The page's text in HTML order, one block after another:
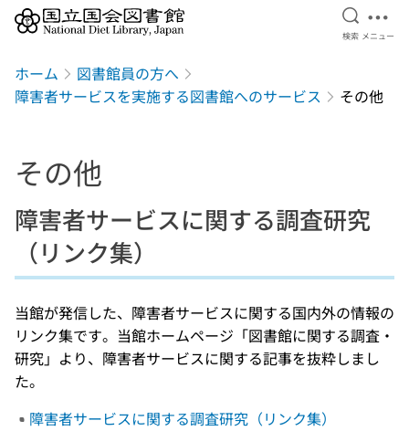
検索を
検索 メ
メニュー
ホーム
図書館員の方へ
障害者サービスを実施する図書館へのサービス
その他
その他
障害者サービスに関する調査研究
（リンク集）
当館が発信した、障害者サービスに関する国内外の情報の
リンク集です。当館ホームページ「図書館に関する調査・
研究」より、障害者サービスに関する記事を抜粋しまし
た。
障害者サービスに関する調査研究（リンク集）